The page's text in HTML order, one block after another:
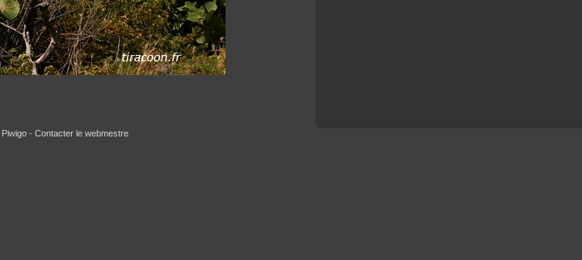
Piwigo - Contacter le webmestre